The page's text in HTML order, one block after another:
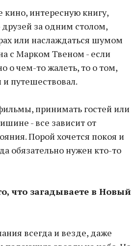
интересную книгу,
за одним столом,
или наслаждаться шумом
с Марком Твеном - если
о чем-то жалеть, то о том,
путешествовал.
принимать гостей или
- все зависит от
Порой хочется покоя и
обязательно нужен кто-то
что загадываете в Новый
всегда и везде, даже